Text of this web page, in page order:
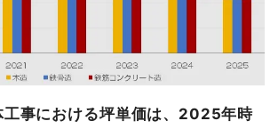
工事における坪単価は、2025年時